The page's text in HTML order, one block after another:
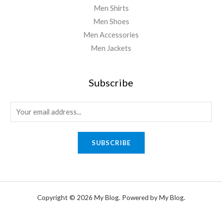
Men Shirts
Men Shoes
Men Accessories
Men Jackets
Subscribe
m
SUBSCRIBE
Copyright © 2026 My Blog. Powered by My Blog.